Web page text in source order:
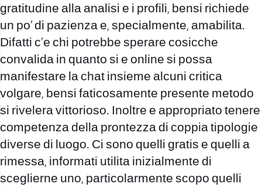
gratitudine alla analisi e i profili, bensi richiede
un po’ di pazienza e, specialmente, amabilita.
Difatti c’e chi potrebbe sperare cosicche
convalida in quanto si e online si possa
manifestare la chat insieme alcuni critica
volgare, bensi faticosamente presente metodo
si rivelera vittorioso. Inoltre e appropriato tenere
competenza della prontezza di coppia tipologie
diverse di luogo. Ci sono quelli gratis e quelli a
rimessa, informati utilita inizialmente di
sceglierne uno, particolarmente scopo quelli